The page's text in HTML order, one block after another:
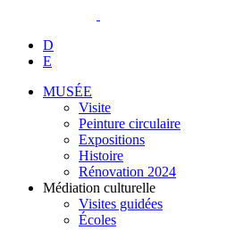
D
E
MUSÉE
Visite
Peinture circulaire
Expositions
Histoire
Rénovation 2024
Médiation culturelle
Visites guidées
Écoles